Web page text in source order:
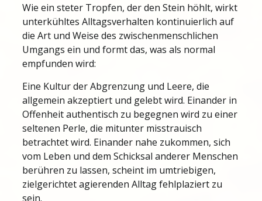
Wie ein steter Tropfen, der den Stein höhlt, wirkt
unterkühltes Alltagsverhalten kontinuierlich auf
die Art und Weise des zwischenmenschlichen
Umgangs ein und formt das, was als normal
empfunden wird:
Eine Kultur der Abgrenzung und Leere, die
allgemein akzeptiert und gelebt wird. Einander in
Offenheit authentisch zu begegnen wird zu einer
seltenen Perle, die mitunter misstrauisch
betrachtet wird. Einander nahe zukommen, sich
vom Leben und dem Schicksal anderer Menschen
berühren zu lassen, scheint im umtriebigen,
zielgerichtet agierenden Alltag fehlplaziert zu
sein.